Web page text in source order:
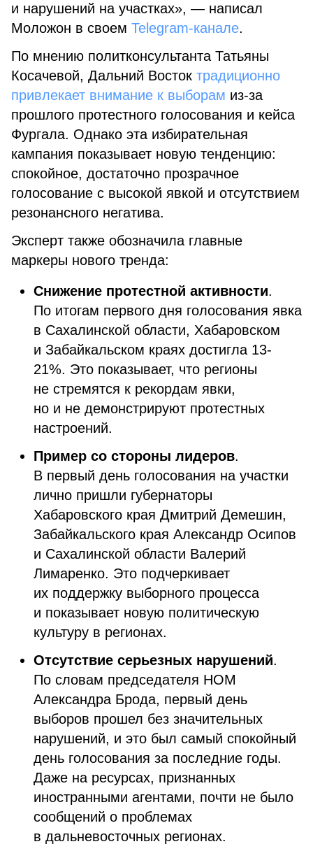
и нарушений на участках», — написал
Моложон в своем Telegram-канале.
По мнению политконсультанта Татьяны
Косачевой, Дальний Восток традиционно
привлекает внимание к выборам из-за
прошлого протестного голосования и кейса
Фургала. Однако эта избирательная
кампания показывает новую тенденцию:
спокойное, достаточно прозрачное
голосование с высокой явкой и отсутствием
резонансного негатива.
Эксперт также обозначила главные
маркеры нового тренда:
Снижение протестной активности.
По итогам первого дня голосования явка
в Сахалинской области, Хабаровском
и Забайкальском краях достигла 13-
21%. Это показывает, что регионы
не стремятся к рекордам явки,
но и не демонстрируют протестных
настроений.
Пример со стороны лидеров.
В первый день голосования на участки
лично пришли губернаторы
Хабаровского края Дмитрий Демешин,
Забайкальского края Александр Осипов
и Сахалинской области Валерий
Лимаренко. Это подчеркивает
их поддержку выборного процесса
и показывает новую политическую
культуру в регионах.
Отсутствие серьезных нарушений.
По словам председателя НОМ
Александра Брода, первый день
выборов прошел без значительных
нарушений, и это был самый спокойный
день голосования за последние годы.
Даже на ресурсах, признанных
иностранными агентами, почти не было
сообщений о проблемах
в дальневосточных регионах.